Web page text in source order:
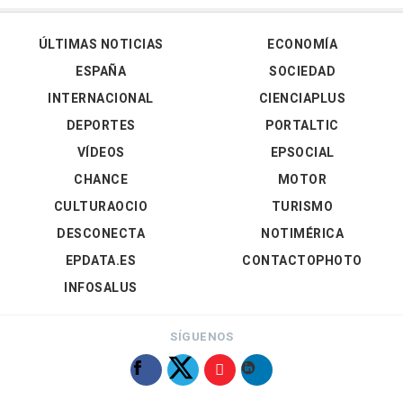
ÚLTIMAS NOTICIAS
ESPAÑA
INTERNACIONAL
DEPORTES
VÍDEOS
ECONOMÍA
SOCIEDAD
CIENCIAPLUS
PORTALTIC
EPSOCIAL
CHANCE
CULTURAOCIO
DESCONECTA
EPDATA.ES
INFOSALUS
MOTOR
TURISMO
NOTIMÉRICA
CONTACTOPHOTO
SÍGUENOS